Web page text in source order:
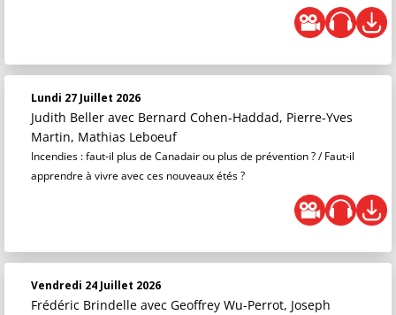
Lundi 27 Juillet 2026
Judith Beller avec Bernard Cohen-Haddad, Pierre-Yves
Martin, Mathias Leboeuf
Incendies : faut-il plus de Canadair ou plus de prévention ? / Faut-il
apprendre à vivre avec ces nouveaux étés ?
Vendredi 24 Juillet 2026
Frédéric Brindelle avec Geoffrey Wu-Perrot, Joseph